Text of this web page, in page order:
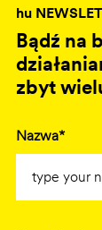
hu
Bądź na
zbyt
Nazwa*